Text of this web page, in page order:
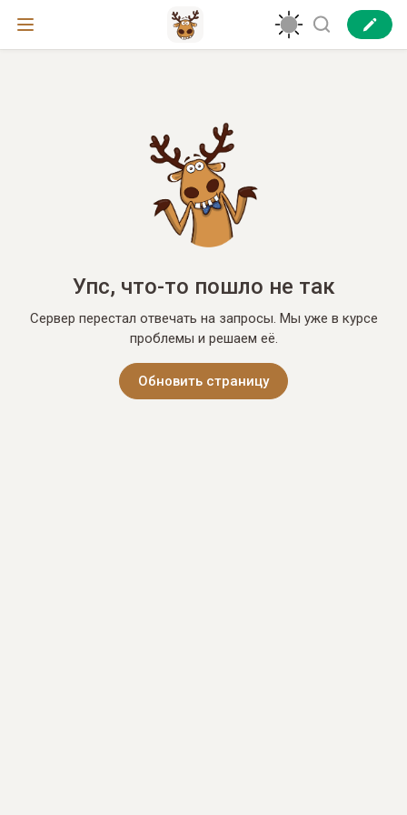
Упс, что-то пошло не так
Сервер перестал отвечать на запросы. Мы уже в курсе
проблемы и решаем её.
Обновить страницу